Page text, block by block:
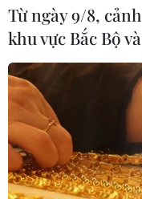
Đức tuyên án
gây vụ lao xe vào
Munich
06/08/2026 15:57
Italy và Hy Lạp trở
của virus Tây sông
06/08/2026 13:24
Từ ngày 9/8,
khu vực Bắc Bộ